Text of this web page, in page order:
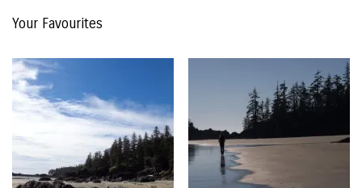
The
Your Favourites